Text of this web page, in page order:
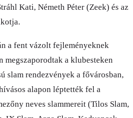
Kati, Németh Péter (Zeek) és az
a fent vázolt fejleményeknek
megszaporodtak a klubesteken
slam rendezvények a fővárosban,
alapon léptették fel a
neves slammereit (Tilos Slam,